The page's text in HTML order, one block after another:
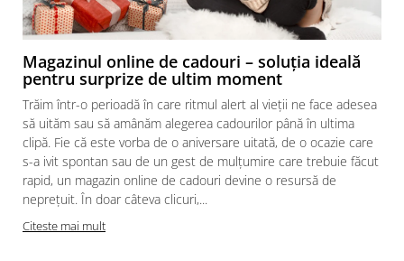
Magazinul online de cadouri – soluția ideală
pentru surprize de ultim moment
Trăim într-o perioadă în care ritmul alert al vieții ne face adesea
să uităm sau să amânăm alegerea cadourilor până în ultima
clipă. Fie că este vorba de o aniversare uitată, de o ocazie care
s-a ivit spontan sau de un gest de mulțumire care trebuie făcut
rapid, un magazin online de cadouri devine o resursă de
neprețuit. În doar câteva clicuri,...
Citeste mai mult